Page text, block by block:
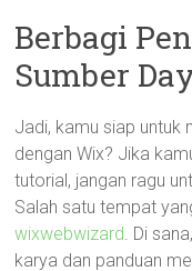
Berbagi
Sumber
Jadi, kamu siap untuk
dengan Wix? Jika
tutorial, jangan ragu
Salah satu tempat
wixwebwizard. Di
karya dan panduan